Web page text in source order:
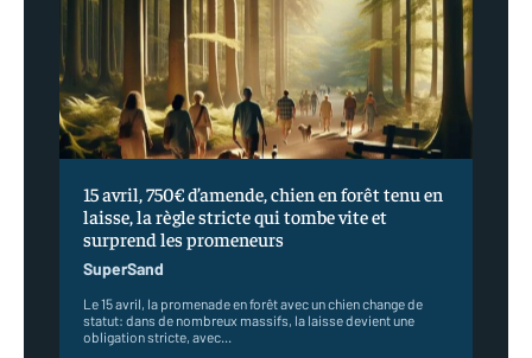
15 avril, 750€ d’amende, chien en forêt tenu en
laisse, la règle stricte qui tombe vite et
surprend les promeneurs
SuperSand
Le 15 avril, la promenade en forêt avec un chien change de
statut: dans de nombreux massifs, la laisse devient une
obligation stricte, avec...